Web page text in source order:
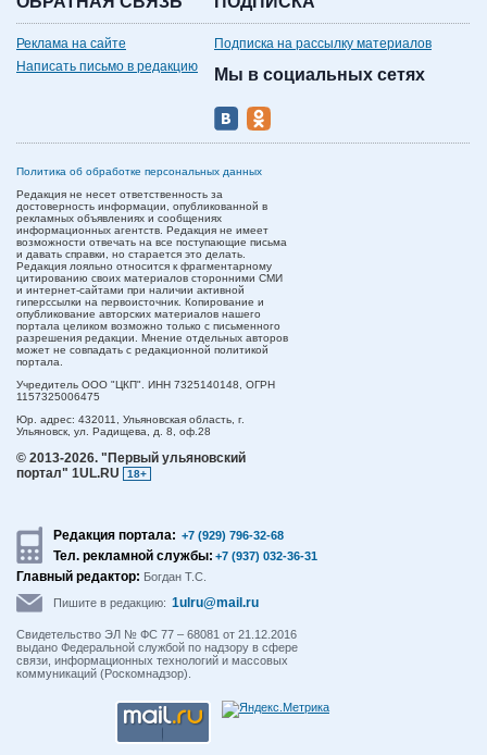
Реклама на сайте
Написать письмо в редакцию
Подписка на рассылку материалов
Мы в социальных сетях
Политика об обработке персональных данных
Редакция не несет ответственность за
достоверность информации, опубликованной в
рекламных объявлениях и сообщениях
информационных агентств. Редакция не имеет
возможности отвечать на все поступающие письма
и давать справки, но старается это делать.
Редакция лояльно относится к фрагментарному
цитированию своих материалов сторонними СМИ
и интернет-сайтами при наличии активной
гиперссылки на первоисточник. Копирование и
опубликование авторских материалов нашего
портала целиком возможно только с письменного
разрешения редакции. Мнение отдельных авторов
может не совпадать с редакционной политикой
портала.
Учредитель ООО "ЦКП". ИНН 7325140148, ОГРН
1157325006475
Юр. адрес: 432011, Ульяновская область, г.
Ульяновск, ул. Радищева, д. 8, оф.28
© 2013-2026. "Первый ульяновский
портал" 1UL.RU
18+
Редакция портала: +7 (929) 796-32-68
Тел. рекламной службы: +7 (937) 032-36-31
Главный редактор: Богдан Т.С.
Пишите в редакцию: 1ulru@mail.ru
Свидетельство ЭЛ № ФС 77 – 68081 от 21.12.2016
выдано Федеральной службой по надзору в сфере
связи, информационных технологий и массовых
коммуникаций (Роскомнадзор).